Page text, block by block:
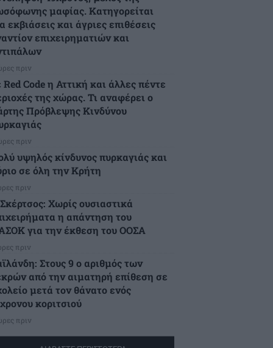
μαφίας. Κατηγορείται
εκβιάσεις και άγριες επιθέσεις
επιχειρηματιών και
πριν
Red Code η Αττική και άλλες πέντε
της χώρας. Τι αναφέρει ο
Πρόβλεψης Κινδύνου
πριν
υψηλός κίνδυνος πυρκαγιάς και
σε όλη την Κρήτη
πριν
Χωρίς ουσιαστικά
η απάντηση του
για την έκθεση του ΟΟΣΑ
πριν
Στους 9 ο αριθμός των
από την αιματηρή επίθεση σε
μετά τον θάνατο ενός
κοριτσιού
πριν